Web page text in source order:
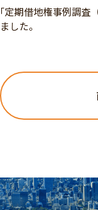
｢定期借地権事例調査
ました。